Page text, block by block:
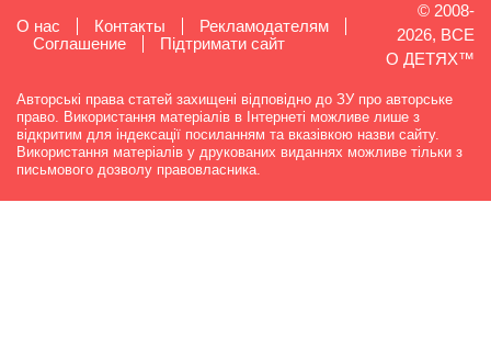
О нас Контакты
Рекламодателям
Cоглашение
Підтримати сайт
© 2008-
2026, ВСЕ
О ДЕТЯХ™
Авторські права статей захищені відповідно до ЗУ про авторське
право. Використання матеріалів в Інтернеті можливе лише з
відкритим для індексації посиланням та вказівкою назви сайту.
Використання матеріалів у друкованих виданнях можливе тільки з
письмового дозволу правовласника.